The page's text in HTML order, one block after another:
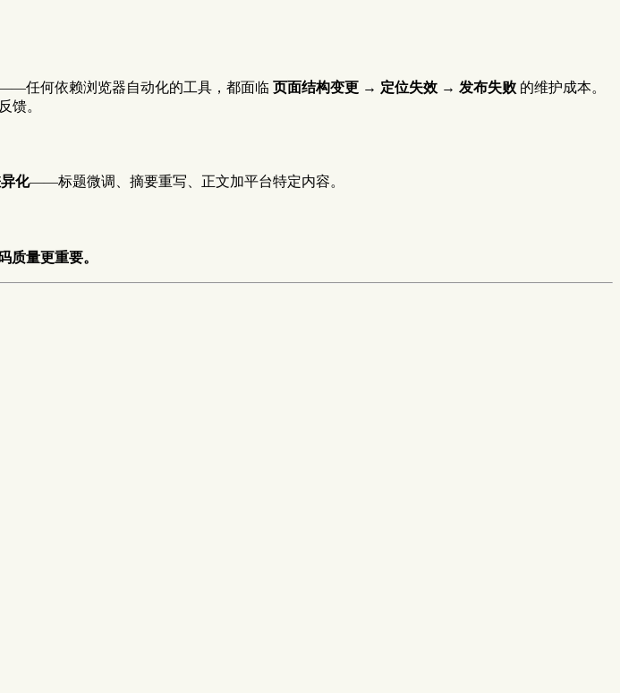
任何依赖浏览器自动化的工具，都面临 页面结构变更 → 定位失效 → 发布失败 的维护成本。
馈。
化——标题微调、摘要重写、正文加平台特定内容。
质量更重要。